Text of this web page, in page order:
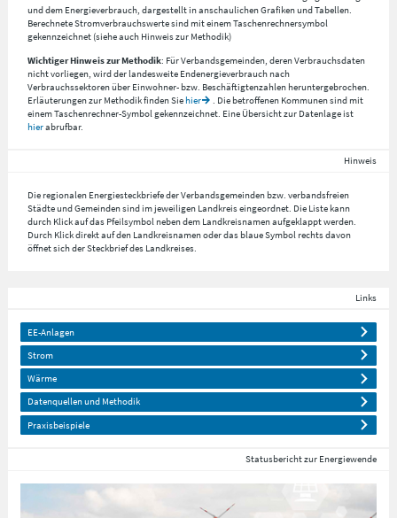
und dem Energieverbrauch, dargestellt in anschaulichen Grafiken und Tabellen.
Berechnete Stromverbrauchswerte sind mit einem Taschenrechnersymbol
gekennzeichnet (siehe auch Hinweis zur Methodik)
Wichtiger Hinweis zur Methodik: Für Verbandsgemeinden, deren Verbrauchsdaten
nicht vorliegen, wird der landesweite Endenergieverbrauch nach
Verbrauchssektoren über Einwohner- bzw. Beschäftigtenzahlen heruntergebrochen.
Erläuterungen zur Methodik finden Siehier
. Die betroffenen Kommunen sind mit
einem Taschenrechner-Symbol gekennzeichnet. Eine Übersicht zur Datenlage ist
hierabrufbar.
Hinweis
Die regionalen Energiesteckbriefe der Verbandsgemeinden bzw. verbandsfreien
Städte und Gemeinden sind im jeweiligen Landkreis eingeordnet. Die Liste kann
durch Klick auf das Pfeilsymbol neben dem Landkreisnamen aufgeklappt werden.
Durch Klick direkt auf den Landkreisnamen oder das blaue Symbol rechts davon
öffnet sich der Steckbrief des Landkreises.
Links
EE-Anlagen
Strom
Wärme
Datenquellen und Methodik
Praxisbeispiele
Statusbericht zur Energiewende